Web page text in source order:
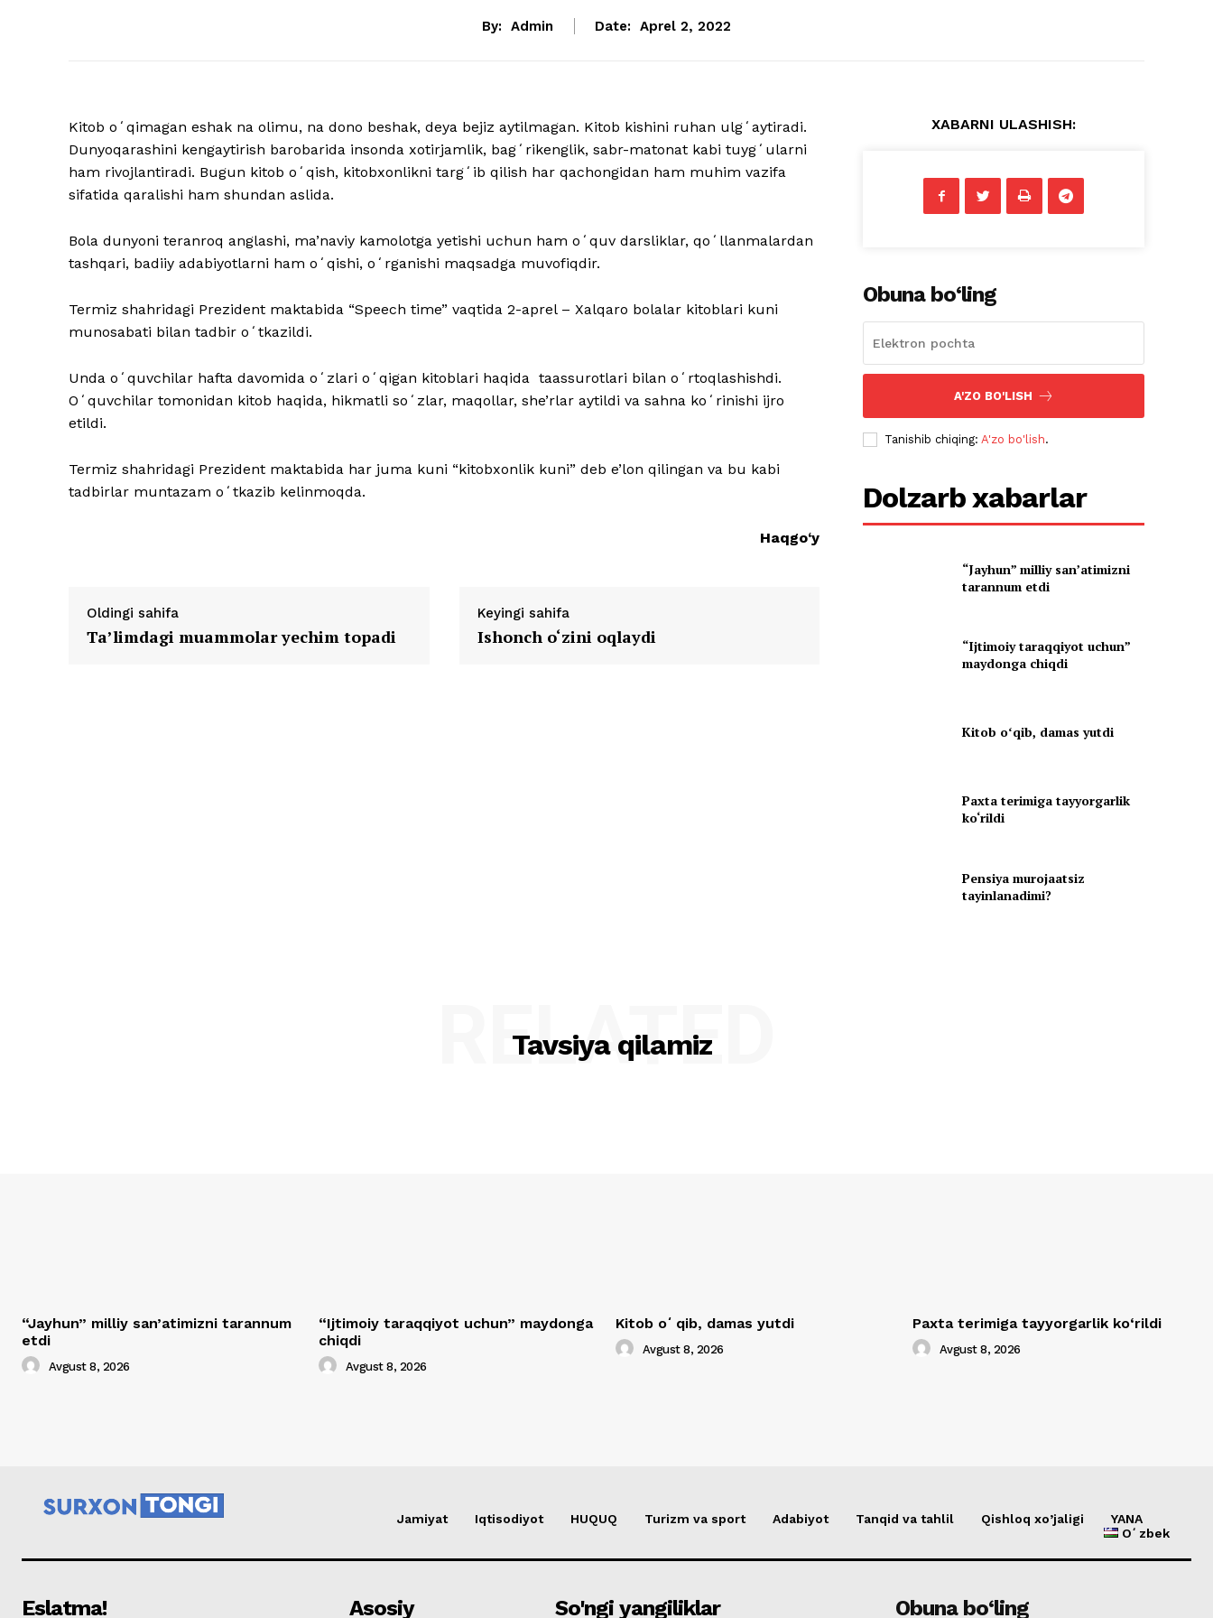
By: Admin Date: Aprel 2, 2022
Kitob oʻqimagan eshak na olimu, na dono beshak, deya bejiz aytilmagan. Kitob kishini ruhan ulgʻaytiradi.
Dunyoqarashini kengaytirish barobarida insonda xotirjamlik, bagʻrikenglik, sabr-matonat kabi tuygʻularni
ham rivojlantiradi. Bugun kitob oʻqish, kitobxonlikni targʻib qilish har qachongidan ham muhim vazifa
sifatida qaralishi ham shundan aslida.
Bola dunyoni teranroq anglashi, ma’naviy kamolotga yetishi uchun ham oʻquv darsliklar, qoʻllanmalardan
tashqari, badiiy adabiyotlarni ham oʻqishi, oʻrganishi maqsadga muvofiqdir.
Termiz shahridagi Prezident maktabida “Speech time” vaqtida 2-aprel – Xalqaro bolalar kitoblari kuni
munosabati bilan tadbir oʻtkazildi.
Unda oʻquvchilar hafta davomida oʻzlari oʻqigan kitoblari haqida taassurotlari bilan oʻrtoqlashishdi.
Oʻquvchilar tomonidan kitob haqida, hikmatli soʻzlar, maqollar, she’rlar aytildi va sahna koʻrinishi ijro
etildi.
Termiz shahridagi Prezident maktabida har juma kuni “kitobxonlik kuni” deb e’lon qilingan va bu kabi
tadbirlar muntazam oʻtkazib kelinmoqda.
Haqgo‘y
Oldingi sahifa
Ta’limdagi muammolar yechim topadi
Keyingi sahifa
Ishonch o‘zini oqlaydi
XABARNI ULASHISH:
Obuna bo‘ling
A'ZO BO'LISH
Tanishib chiqing:A'zo bo'lish.
Dolzarb xabarlar
“Jayhun” milliy san’atimizni
tarannum etdi
“Ijtimoiy taraqqiyot uchun”
maydonga chiqdi
Kitob oʻqib, damas yutdi
Paxta terimiga tayyorgarlik
ko‘rildi
Pensiya murojaatsiz
tayinlanadimi?
Tavsiya qilamiz
RELATED
“Jayhun” milliy san’atimizni tarannum
etdi
Avgust 8, 2026
“Ijtimoiy taraqqiyot uchun” maydonga
chiqdi
Avgust 8, 2026
Kitob oʻqib, damas yutdi
Avgust 8, 2026
Paxta terimiga tayyorgarlik ko‘rildi
Avgust 8, 2026
Jamiyat Iqtisodiyot HUQUQ Turizm va sport Adabiyot Tanqid va tahlil Qishloq xo’jaligi
YANA
Oʻzbek
Eslatma! Asosiy So'ngi yangiliklar Obuna bo‘ling